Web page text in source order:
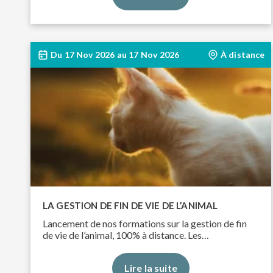
Du 17 Nov 2026 au 17 Nov 2026 À distance
LA GESTION DE FIN DE VIE DE L’ANIMAL
Lancement de nos formations sur la gestion de fin
de vie de l’animal, 100% à distance. Les…
Lire la suite